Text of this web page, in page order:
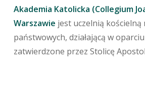
Akademia Katolicka (Collegium
Warszawie jest uczelnią kościelną
państwowych, działającą w
zatwierdzone przez Stolicę